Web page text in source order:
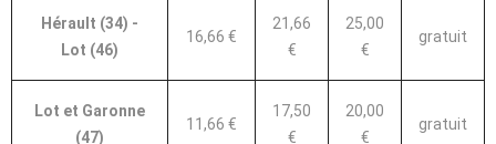
Hérault (34) -
Lot (46)
16,66 €
21,66
€
25,00
€
gratuit
Lot et Garonne
(47)
11,66 €
17,50
€
20,00
€
gratuit